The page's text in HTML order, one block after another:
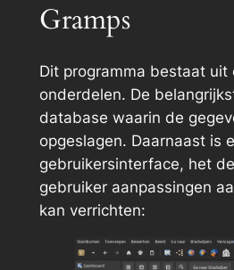
Gramps
Dit programma bestaat uit
onderdelen. De
database waarin de
opgeslagen. Daarnaast is
gebruikersinterface, het
gebruiker aanpassingen
kan verrichten: